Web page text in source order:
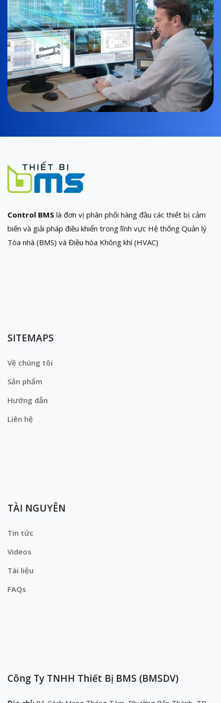
Control BMS là đơn vị phân phối hàng đầu các thiết bị cảm
biến và giải pháp điều khiển trong lĩnh vực Hệ thống Quản lý
Tòa nhà (BMS) và Điều hòa Không khí (HVAC)
SITEMAPS
Về chúng tôi
Sản phẩm
Hướng dẫn
Liên hệ
TÀI NGUYÊN
Tin tức
Videos
Tài liệu
FAQs
Công Ty TNHH Thiết Bị BMS (BMSDV)